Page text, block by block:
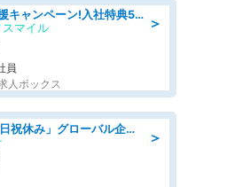
＞
2026年転職応援キャンペーン!入社特典58万円/デンソーで働こう!自動車工場で小型部品の検査業務 denso aichi
マイル
員
人ボックス
＞
09月開始/「土日祝休み」グローバル企業での産業保健のお仕事/保健師/高時給/残業なし/服装自由